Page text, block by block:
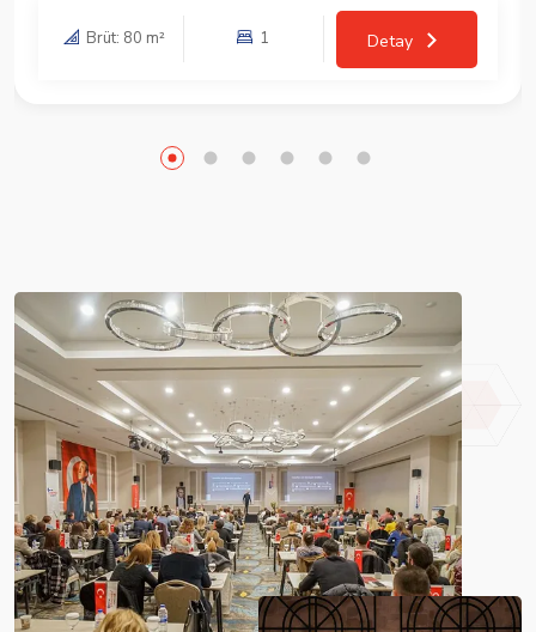
Brüt: 80 m² 1 Detay